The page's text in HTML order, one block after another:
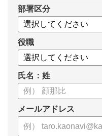
・データドリブンな人材配
・導入イメージとリーダー
部署区分
役職
氏名：姓
メールアドレス